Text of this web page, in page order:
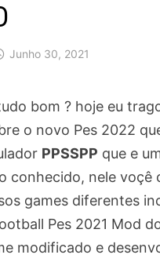
Junho 30, 2021
bom ? hoje eu
o novo Pes 2022
PPSSPP que e
conhecido, nele voçê
games diferentes
Pes 2021 Mod
modificado e